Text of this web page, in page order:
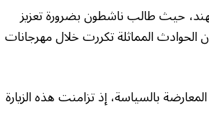
حيث طالب ناشطون بضرورة تعزيز
المماثلة تكررت خلال مهرجانات
بالسياسة، إذ تزامنت هذه الزيارة